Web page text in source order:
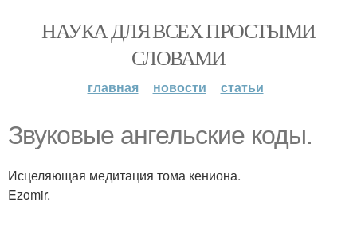
НАУКА ДЛЯ ВСЕХ ПРОСТЫМИ
СЛОВАМИ
главная новости статьи
Звуковые ангельские коды.
Исцеляющая медитация тома кениона.
Ezomir.